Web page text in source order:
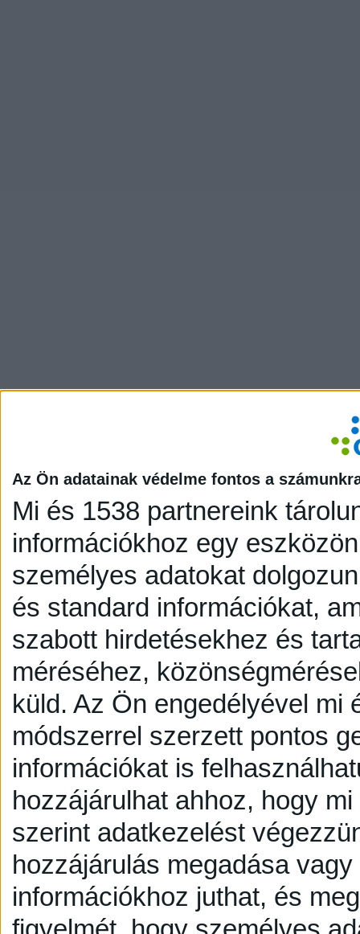
Az Ön adatainak védelme fontos a
Mi és 1538 partnereink
információkhoz egy
személyes adatokat
és standard információkat,
szabott hirdetésekhez és
méréséhez,
küld. Az Ön engedélyével mi
módszerrel szerzett pontos
információkat is
hozzájárulhat ahhoz, hogy
szerint adatkezelést
hozzájárulás megadása
információkhoz juthat, és